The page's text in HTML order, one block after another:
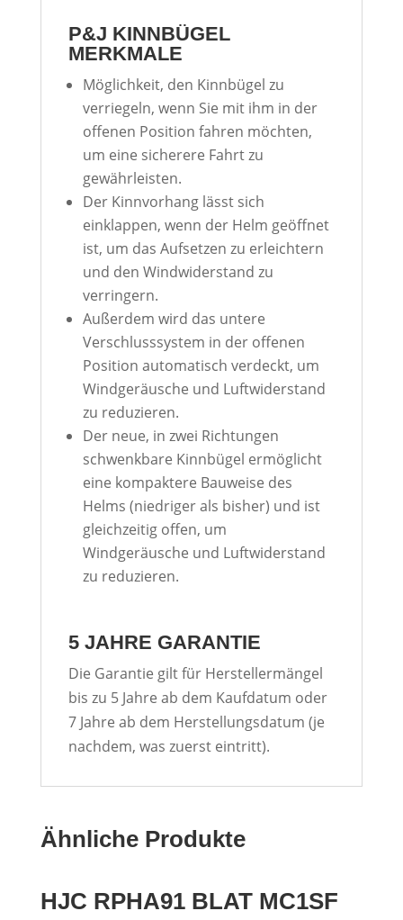
P&J KINNBÜGEL
MERKMALE
Möglichkeit, den Kinnbügel zu
verriegeln, wenn Sie mit ihm in der
offenen Position fahren möchten,
um eine sicherere Fahrt zu
gewährleisten.
Der Kinnvorhang lässt sich
einklappen, wenn der Helm geöffnet
ist, um das Aufsetzen zu erleichtern
und den Windwiderstand zu
verringern.
Außerdem wird das untere
Verschlusssystem in der offenen
Position automatisch verdeckt, um
Windgeräusche und Luftwiderstand
zu reduzieren.
Der neue, in zwei Richtungen
schwenkbare Kinnbügel ermöglicht
eine kompaktere Bauweise des
Helms (niedriger als bisher) und ist
gleichzeitig offen, um
Windgeräusche und Luftwiderstand
zu reduzieren.
5 JAHRE GARANTIE
Die Garantie gilt für Herstellermängel
bis zu 5 Jahre ab dem Kaufdatum oder
7 Jahre ab dem Herstellungsdatum (je
nachdem, was zuerst eintritt).
Ähnliche Produkte
HJC RPHA91 BLAT MC1SF